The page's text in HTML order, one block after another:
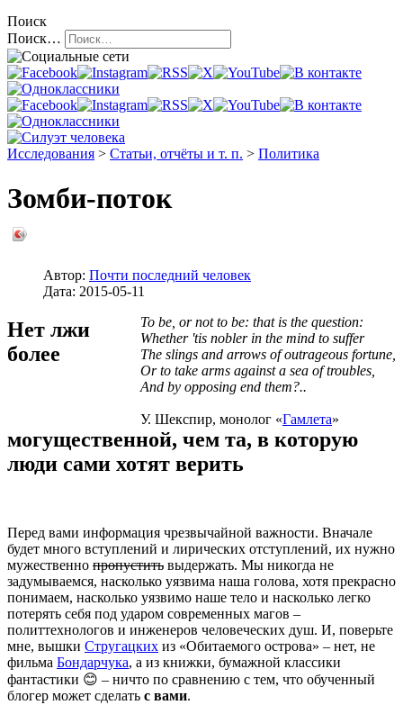
Поиск
Поиск…
Исследования > Статьи, отчёты и т. п. > Политика
Зомби-поток
Автор: Почти последний человек
Дата: 2015-05-11
To be, or not to be: that is the question:
Whether 'tis nobler in the mind to suffer
The slings and arrows of outrageous fortune,
Or to take arms against a sea of troubles,
And by opposing end them?..
У. Шекспир, монолог «Гамлета»
Нет лжи
более
могущественной, чем та, в которую
люди сами хотят верить
Перед вами информация чрезвычайной важности. Вначале
будет много вступлений и лирических отступлений, их нужно
мужественно пропустить выдержать. Мы никогда не
задумываемся, насколько уязвима наша голова, хотя прекрасно
понимаем, насколько уязвимо наше тело и насколько легко
потерять себя под ударом современных магов –
политтехнологов и инженеров человеческих душ. И, поверьте
мне, вышки Стругацких из «Обитаемого острова» – нет, не
фильма Бондарчука, а из книжки, бумажной классики
фантастики 😊 – ничто по сравнению с тем, что обученный
блогер может сделать с вами.